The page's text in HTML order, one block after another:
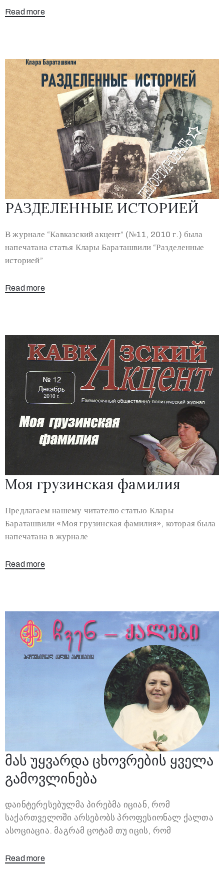
Read more
РАЗДЕЛЕННЫЕ ИСТОРИЕЙ
В журнале “Кавказский акцент” (№11, 2010 г.) была
напечатана статья Клары Бараташвили “Разделенные
историей”
Read more
Моя грузинская фамилия
Предлагаем нашему читателю статью Клары
Бараташвили «Моя грузинская фамилия», которая была
напечатана в журнале
Read more
მას უყვარდა ცხოვრების ყველა
გამოვლინება
დაინტერესებულმა პირებმა იციან, რომ
საქართველოში არსებობს პროფესიონალ ქალთა
ასოციაცია. მაგრამ ცოტამ თუ იცის, რომ
Read more